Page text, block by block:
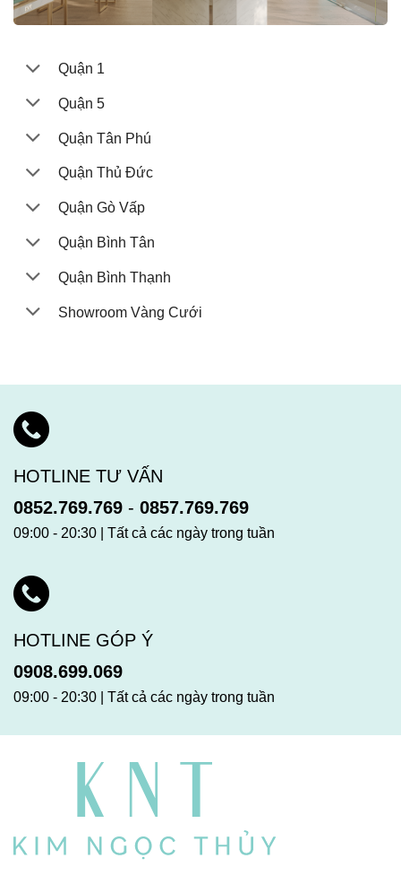
Quận 1
Quận 5
Quận Tân Phú
Quận Thủ Đức
Quận Gò Vấp
Quận Bình Tân
Quận Bình Thạnh
Showroom Vàng Cưới
HOTLINE TƯ VẤN
0852.769.769 - 0857.769.769
09:00 - 20:30 | Tất cả các ngày trong tuần
HOTLINE GÓP Ý
0908.699.069
09:00 - 20:30 | Tất cả các ngày trong tuần